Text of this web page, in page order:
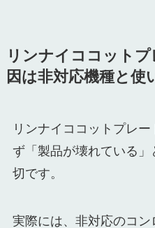
リンナイココット
因は非対応機種と使
リンナイココットプレ
ず「製品が壊れている
切です。
実際には、非対応のコ